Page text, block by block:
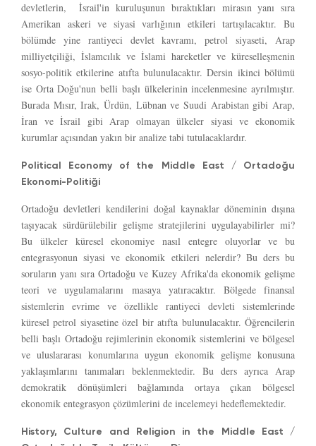
devletlerin, İsrail'in kuruluşunun bıraktıkları mirasın yanı sıra
Amerikan askeri ve siyasi varlığının etkileri tartışılacaktır. Bu
bölümde yine rantiyeci devlet kavramı, petrol siyaseti, Arap
milliyetçiliği, İslamcılık ve İslami hareketler ve küreselleşmenin
sosyo-politik etkilerine atıfta bulunulacaktır. Dersin ikinci bölümü
ise Orta Doğu'nun belli başlı ülkelerinin incelenmesine ayrılmıştır.
Burada Mısır, Irak, Ürdün, Lübnan ve Suudi Arabistan gibi Arap,
İran ve İsrail gibi Arap olmayan ülkeler siyasi ve ekonomik
kurumlar açısından yakın bir analize tabi tutulacaklardır.
Political Economy of the Middle East / Ortadoğu
Ekonomi-Politiği
Ortadoğu devletleri kendilerini doğal kaynaklar döneminin dışına
taşıyacak sürdürülebilir gelişme stratejilerini uygulayabilirler mi?
Bu ülkeler küresel ekonomiye nasıl entegre oluyorlar ve bu
entegrasyonun siyasi ve ekonomik etkileri nelerdir? Bu ders bu
soruların yanı sıra Ortadoğu ve Kuzey Afrika'da ekonomik gelişme
teori ve uygulamalarını masaya yatıracaktır. Bölgede finansal
sistemlerin evrime ve özellikle rantiyeci devleti sistemlerinde
küresel petrol siyasetine özel bir atıfta bulunulacaktır. Öğrencilerin
belli başlı Ortadoğu rejimlerinin ekonomik sistemlerini ve bölgesel
ve uluslararası konumlarına uygun ekonomik gelişme konusuna
yaklaşımlarını tanımaları beklenmektedir. Bu ders ayrıca Arap
demokratik dönüşümleri bağlamında ortaya çıkan bölgesel
ekonomik entegrasyon çözümlerini de incelemeyi hedeflemektedir.
History, Culture and Religion in the Middle East /